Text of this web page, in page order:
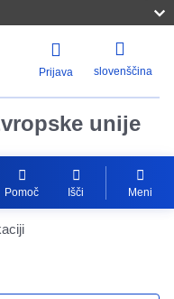
Prijava slovenščina
unije
Pomoč Išči Meni
Portlet